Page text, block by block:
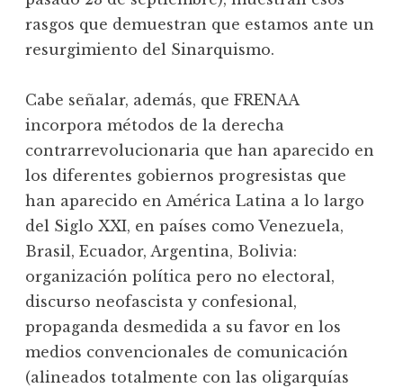
rasgos que demuestran que estamos ante un
resurgimiento del Sinarquismo.
Cabe señalar, además, que FRENAA
incorpora métodos de la derecha
contrarrevolucionaria que han aparecido en
los diferentes gobiernos progresistas que
han aparecido en América Latina a lo largo
del Siglo XXI, en países como Venezuela,
Brasil, Ecuador, Argentina, Bolivia:
organización política pero no electoral,
discurso neofascista y confesional,
propaganda desmedida a su favor en los
medios convencionales de comunicación
(alineados totalmente con las oligarquías